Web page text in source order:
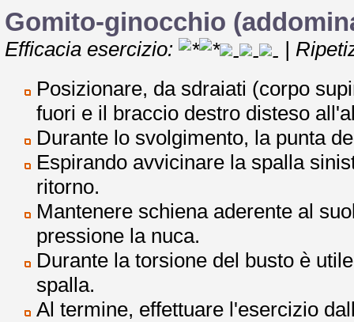
Gomito-ginocchio
Efficacia esercizio:
|
Posizionare, da sdraiati (corpo
fuori e il braccio destro disteso
Durante lo svolgimento, la punta
Espirando avvicinare la spalla
ritorno.
Mantenere schiena aderente al
pressione la nuca.
Durante la torsione del busto è
spalla.
Al termine, effettuare l'esercizio